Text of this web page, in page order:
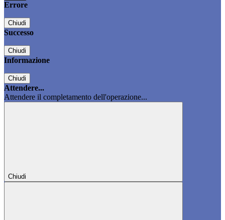
Errore
Chiudi
Successo
Chiudi
Informazione
Chiudi
Attendere...
Attendere il completamento dell'operazione...
Chiudi